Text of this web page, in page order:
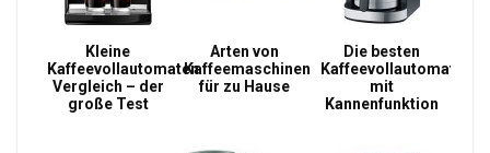
Kleine
Kaffeevollautomaten
Vergleich – der
große Test
Arten von
Kaffeemaschinen
für zu Hause
Die besten
Kaffeevollautomat
mit
Kannenfunktion